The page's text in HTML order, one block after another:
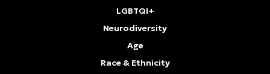
LGBTQI+
Neurodiversity
Age
Race & Ethnicity